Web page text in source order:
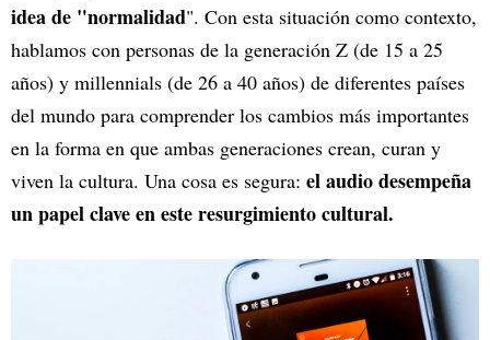
idea de "normalidad". Con esta situación como contexto,
hablamos con personas de la generación Z (de 15 a 25
años) y millennials (de 26 a 40 años) de diferentes países
del mundo para comprender los cambios más importantes
en la forma en que ambas generaciones crean, curan y
viven la cultura. Una cosa es segura: el audio desempeña
un papel clave en este resurgimiento cultural.